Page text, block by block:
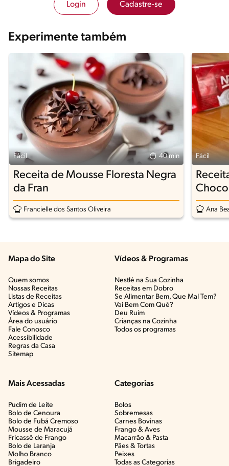
Login Cadastre-se
Experimente também
Fácil 40 min
Receita de Mousse Floresta Negra
da Fran
Francielle dos Santos Oliveira
Fácil
Ana
Mapa do Site
Quem somos
Nossas Receitas
Listas de Receitas​
Artigos e Dicas​
Vídeos & Programas​
Área do usuário
Fale Conosco
Acessibilidade
Regras da Casa
Sitemap
Vídeos & Programas​
Nestlé na Sua Cozinha
Receitas em Dobro
Se Alimentar Bem, Que Mal Tem?​
Vai Bem Com Quê?​
Deu Ruim​
Crianças na Cozinha​
Todos os programas
Mais Acessadas
Pudim de Leite
Bolo de Cenoura
Bolo de Fubá Cremoso
Mousse de Maracujá
Fricassê de Frango
Bolo de Laranja
Molho Branco
Brigadeiro
Categorias
Bolos
Sobremesas
Carnes Bovinas​
Frango & Aves​
Macarrão & Pasta​
Pães & Tortas​
Peixes
Todas as Categorias